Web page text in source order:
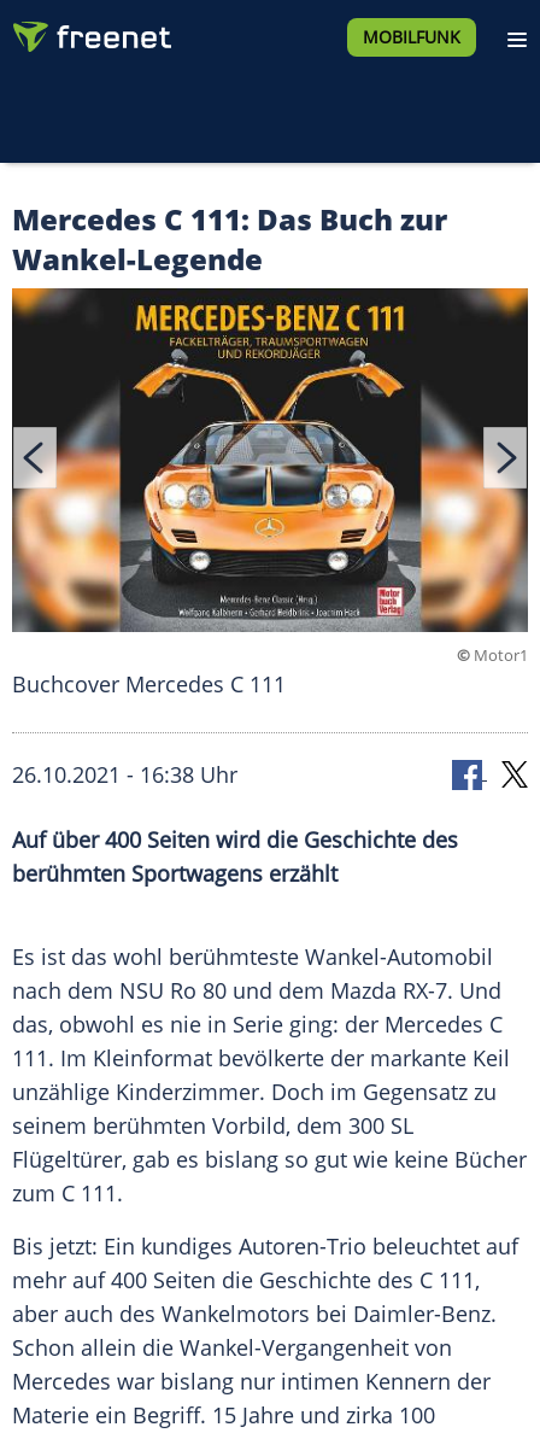
MOBILFUNK
Mercedes C 111: Das Buch zur
Wankel-Legende
© Motor1
Buchcover Mercedes C 111
26.10.2021 - 16:38 Uhr
Auf über 400 Seiten wird die Geschichte des
berühmten Sportwagens erzählt
Es ist das wohl berühmteste Wankel-Automobil
nach dem NSU Ro 80 und dem Mazda RX-7. Und
das, obwohl es nie in Serie ging: der Mercedes C
111. Im Kleinformat bevölkerte der markante Keil
unzählige Kinderzimmer. Doch im Gegensatz zu
seinem berühmten Vorbild, dem 300 SL
Flügeltürer, gab es bislang so gut wie keine Bücher
zum C 111.
Bis jetzt: Ein kundiges Autoren-Trio beleuchtet auf
mehr auf 400 Seiten die Geschichte des C 111,
aber auch des Wankelmotors bei Daimler-Benz.
Schon allein die Wankel-Vergangenheit von
Mercedes war bislang nur intimen Kennern der
Materie ein Begriff. 15 Jahre und zirka 100